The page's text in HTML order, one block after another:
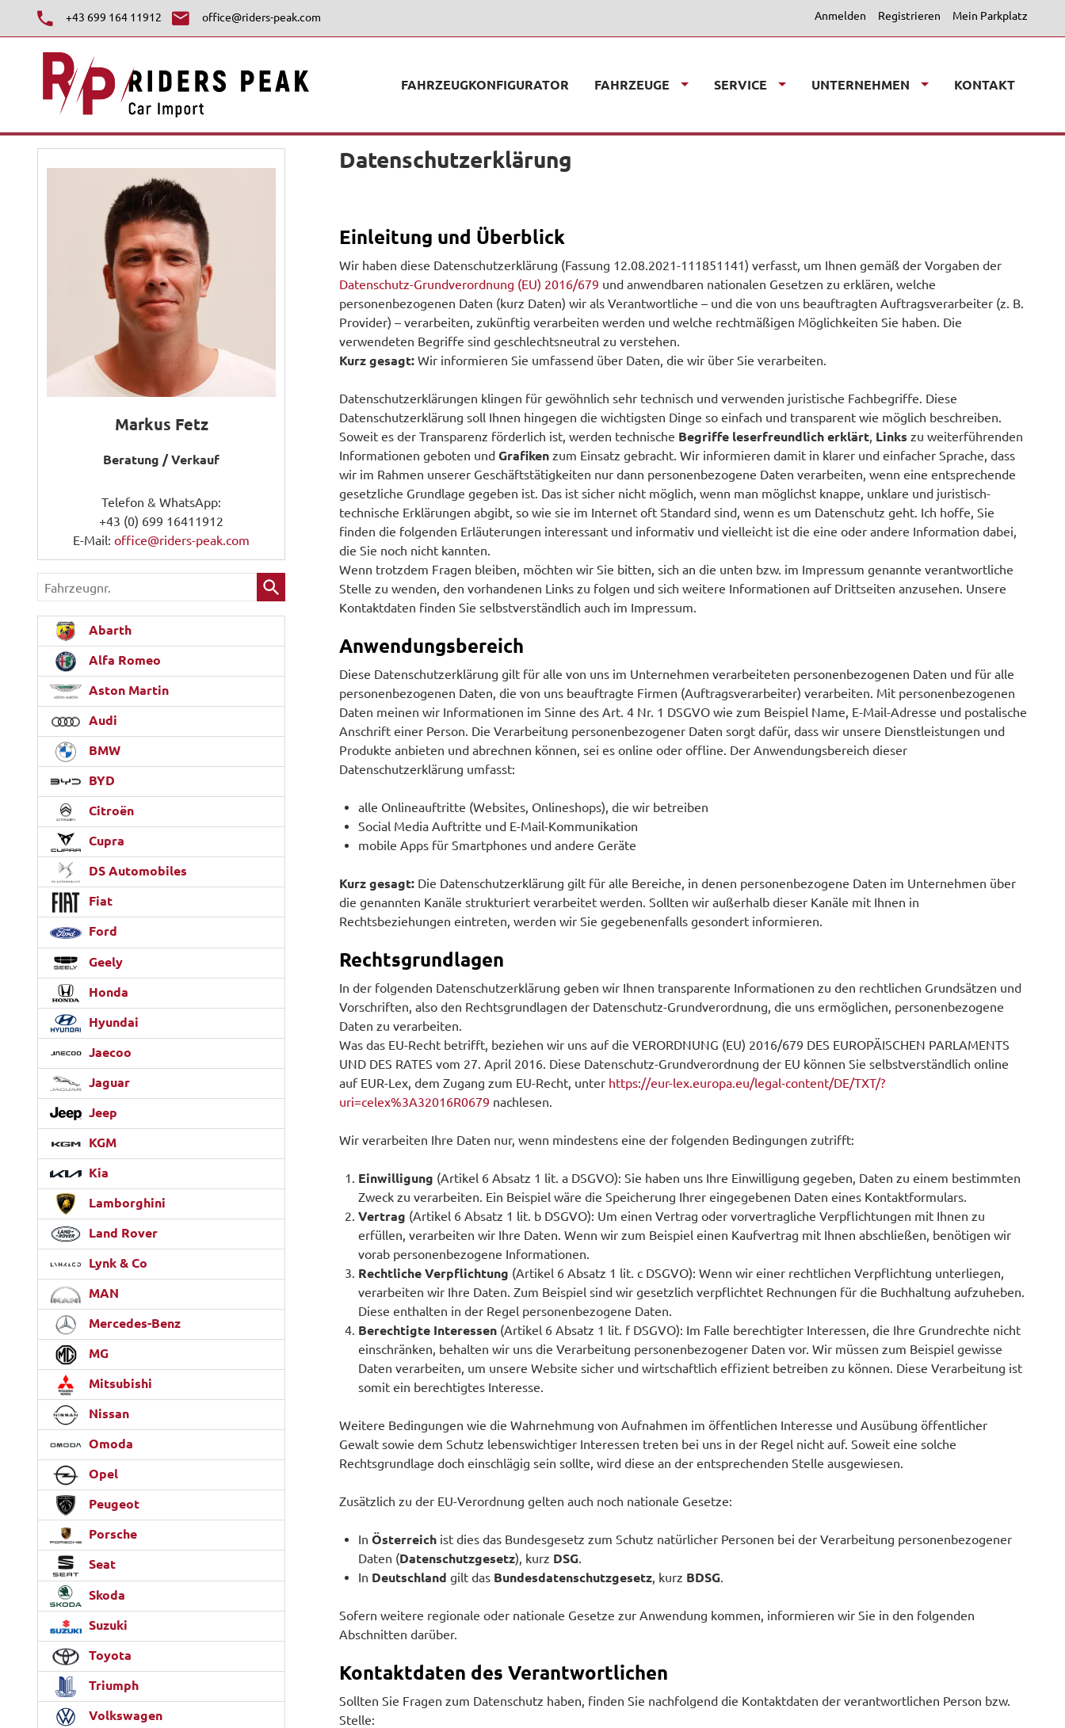
+43 699 164 11912 office@riders-peak.com Anmelden Registrieren Mein Parkplatz
FAHRZEUGKONFIGURATOR FAHRZEUGE SERVICE UNTERNEHMEN KONTAKT
Datenschutzerklärung
Einleitung und Überblick
Wir haben diese Datenschutzerklärung (Fassung 12.08.2021-111851141) verfasst, um Ihnen gemäß der Vorgaben der
Datenschutz-Grundverordnung (EU) 2016/679 und anwendbaren nationalen Gesetzen zu erklären, welche
personenbezogenen Daten (kurz Daten) wir als Verantwortliche – und die von uns beauftragten Auftragsverarbeiter (z. B.
Provider) – verarbeiten, zukünftig verarbeiten werden und welche rechtmäßigen Möglichkeiten Sie haben. Die
verwendeten Begriffe sind geschlechtsneutral zu verstehen.
Kurz gesagt: Wir informieren Sie umfassend über Daten, die wir über Sie verarbeiten.
Datenschutzerklärungen klingen für gewöhnlich sehr technisch und verwenden juristische Fachbegriffe. Diese
Datenschutzerklärung soll Ihnen hingegen die wichtigsten Dinge so einfach und transparent wie möglich beschreiben.
Soweit es der Transparenz förderlich ist, werden technische Begriffe leserfreundlich erklärt, Links zu weiterführenden
Informationen geboten undGrafiken zum Einsatz gebracht. Wir informieren damit in klarer und einfacher Sprache, dass
wir im Rahmen unserer Geschäftstätigkeiten nur dann personenbezogene Daten verarbeiten, wenn eine entsprechende
gesetzliche Grundlage gegeben ist. Das ist sicher nicht möglich, wenn man möglichst knappe, unklare und juristisch-
technische Erklärungen abgibt, so wie sie im Internet oft Standard sind, wenn es um Datenschutz geht. Ich hoffe, Sie
finden die folgenden Erläuterungen interessant und informativ und vielleicht ist die eine oder andere Information dabei,
die Sie noch nicht kannten.
Wenn trotzdem Fragen bleiben, möchten wir Sie bitten, sich an die unten bzw. im Impressum genannte verantwortliche
Stelle zu wenden, den vorhandenen Links zu folgen und sich weitere Informationen auf Drittseiten anzusehen. Unsere
Kontaktdaten finden Sie selbstverständlich auch im Impressum.
Anwendungsbereich
Diese Datenschutzerklärung gilt für alle von uns im Unternehmen verarbeiteten personenbezogenen Daten und für alle
personenbezogenen Daten, die von uns beauftragte Firmen (Auftragsverarbeiter) verarbeiten. Mit personenbezogenen
Daten meinen wir Informationen im Sinne des Art. 4 Nr. 1 DSGVO wie zum Beispiel Name, E-Mail-Adresse und postalische
Anschrift einer Person. Die Verarbeitung personenbezogener Daten sorgt dafür, dass wir unsere Dienstleistungen und
Produkte anbieten und abrechnen können, sei es online oder offline. Der Anwendungsbereich dieser
Datenschutzerklärung umfasst:
alle Onlineauftritte (Websites, Onlineshops), die wir betreiben
Social Media Auftritte und E-Mail-Kommunikation
mobile Apps für Smartphones und andere Geräte
Kurz gesagt: Die Datenschutzerklärung gilt für alle Bereiche, in denen personenbezogene Daten im Unternehmen über
die genannten Kanäle strukturiert verarbeitet werden. Sollten wir außerhalb dieser Kanäle mit Ihnen in
Rechtsbeziehungen eintreten, werden wir Sie gegebenenfalls gesondert informieren.
Rechtsgrundlagen
In der folgenden Datenschutzerklärung geben wir Ihnen transparente Informationen zu den rechtlichen Grundsätzen und
Vorschriften, also den Rechtsgrundlagen der Datenschutz-Grundverordnung, die uns ermöglichen, personenbezogene
Daten zu verarbeiten.
Was das EU-Recht betrifft, beziehen wir uns auf die VERORDNUNG (EU) 2016/679 DES EUROPÄISCHEN PARLAMENTS
UND DES RATES vom 27. April 2016. Diese Datenschutz-Grundverordnung der EU können Sie selbstverständlich online
auf EUR-Lex, dem Zugang zum EU-Recht, unter https://eur-lex.europa.eu/legal-content/DE/TXT/?
uri=celex%3A32016R0679 nachlesen.
Wir verarbeiten Ihre Daten nur, wenn mindestens eine der folgenden Bedingungen zutrifft:
Einwilligung (Artikel 6 Absatz 1 lit. a DSGVO): Sie haben uns Ihre Einwilligung gegeben, Daten zu einem bestimmten
Zweck zu verarbeiten. Ein Beispiel wäre die Speicherung Ihrer eingegebenen Daten eines Kontaktformulars.
Vertrag (Artikel 6 Absatz 1 lit. b DSGVO): Um einen Vertrag oder vorvertragliche Verpflichtungen mit Ihnen zu
erfüllen, verarbeiten wir Ihre Daten. Wenn wir zum Beispiel einen Kaufvertrag mit Ihnen abschließen, benötigen wir
vorab personenbezogene Informationen.
Rechtliche Verpflichtung (Artikel 6 Absatz 1 lit. c DSGVO): Wenn wir einer rechtlichen Verpflichtung unterliegen,
verarbeiten wir Ihre Daten. Zum Beispiel sind wir gesetzlich verpflichtet Rechnungen für die Buchhaltung aufzuheben.
Diese enthalten in der Regel personenbezogene Daten.
Berechtigte Interessen (Artikel 6 Absatz 1 lit. f DSGVO): Im Falle berechtigter Interessen, die Ihre Grundrechte nicht
einschränken, behalten wir uns die Verarbeitung personenbezogener Daten vor. Wir müssen zum Beispiel gewisse
Daten verarbeiten, um unsere Website sicher und wirtschaftlich effizient betreiben zu können. Diese Verarbeitung ist
somit ein berechtigtes Interesse.
Weitere Bedingungen wie die Wahrnehmung von Aufnahmen im öffentlichen Interesse und Ausübung öffentlicher
Gewalt sowie dem Schutz lebenswichtiger Interessen treten bei uns in der Regel nicht auf. Soweit eine solche
Rechtsgrundlage doch einschlägig sein sollte, wird diese an der entsprechenden Stelle ausgewiesen.
Zusätzlich zu der EU-Verordnung gelten auch noch nationale Gesetze:
InÖsterreich ist dies das Bundesgesetz zum Schutz natürlicher Personen bei der Verarbeitung personenbezogener
Daten (Datenschutzgesetz), kurz DSG.
In Deutschland gilt das Bundesdatenschutzgesetz, kurz BDSG.
Sofern weitere regionale oder nationale Gesetze zur Anwendung kommen, informieren wir Sie in den folgenden
Abschnitten darüber.
Kontaktdaten des Verantwortlichen
Sollten Sie Fragen zum Datenschutz haben, finden Sie nachfolgend die Kontaktdaten der verantwortlichen Person bzw.
Stelle:
Markus Fetz
Beratung / Verkauf
Telefon & WhatsApp:
+43 (0) 699 16411912
E-Mail: office@riders-peak.com
Fahrzeugnr.
Abarth
Alfa Romeo
Aston Martin
Audi
BMW
BYD
Citroën
Cupra
DS Automobiles
Fiat
Ford
Geely
Honda
Hyundai
Jaecoo
Jaguar
Jeep
KGM
Kia
Lamborghini
Land Rover
Lynk & Co
MAN
Mercedes-Benz
MG
Mitsubishi
Nissan
Omoda
Opel
Peugeot
Porsche
Seat
Skoda
Suzuki
Toyota
Triumph
Volkswagen